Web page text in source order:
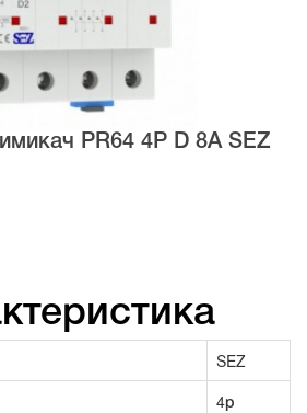
PR64 4Р D 8А SEZ
SEZ
4р